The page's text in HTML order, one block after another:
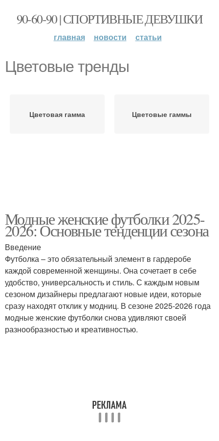
90-60-90 | СПОРТИВНЫЕ ДЕВУШКИ
главная новости статьи
Цветовые тренды
Цветовая гамма Цветовые гаммы
Модные женские футболки 2025-
2026: Основные тенденции сезона
Введение
Футболка – это обязательный элемент в гардеробе
каждой современной женщины. Она сочетает в себе
удобство, универсальность и стиль. С каждым новым
сезоном дизайнеры предлагают новые идеи, которые
сразу находят отклик у модниц. В сезоне 2025-2026 года
модные женские футболки снова удивляют своей
разнообразностью и креативностью.